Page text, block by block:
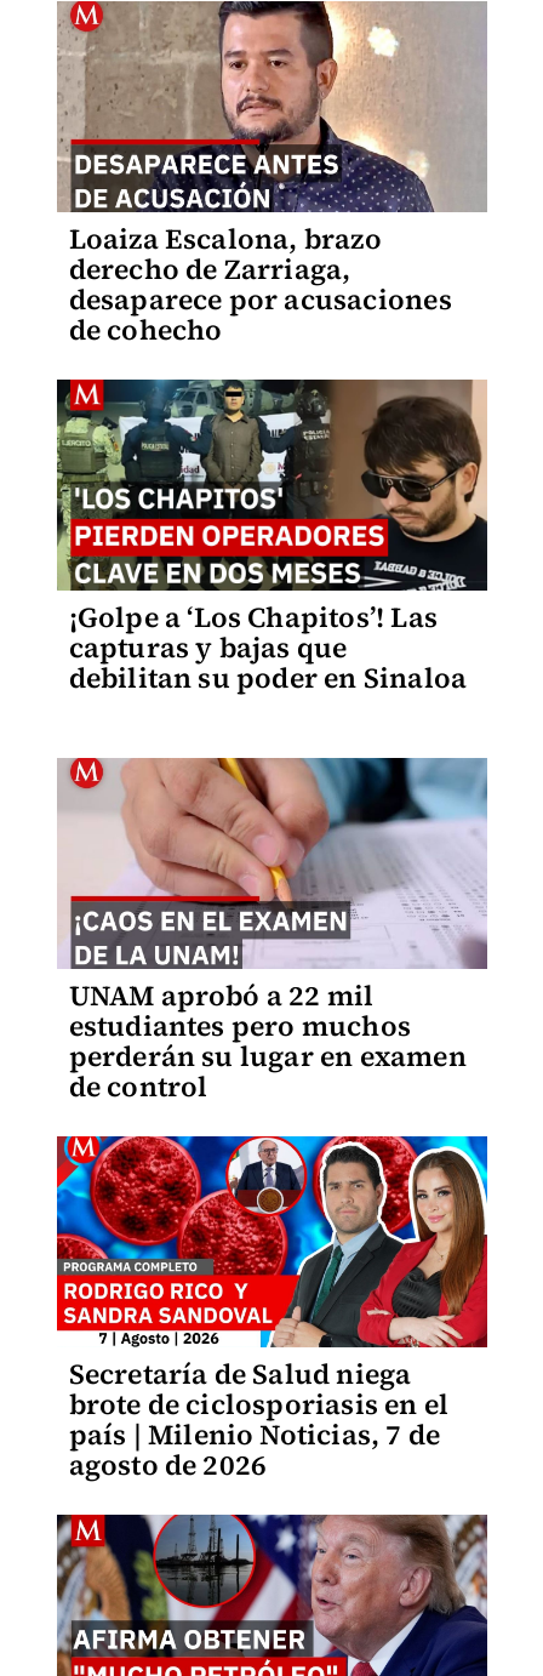
Loaiza Escalona, brazo
derecho de Zarriaga,
desaparece por acusaciones
de cohecho
¡Golpe a ‘Los Chapitos’! Las
capturas y bajas que
debilitan su poder en Sinaloa
UNAM aprobó a 22 mil
estudiantes pero muchos
perderán su lugar en examen
de control
Secretaría de Salud niega
brote de ciclosporiasis en el
país | Milenio Noticias, 7 de
agosto de 2026